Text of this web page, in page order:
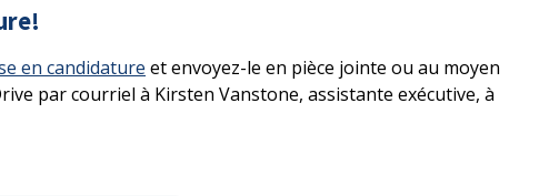
en candidature et envoyez-le en pièce jointe ou au moyen
par courriel à Kirsten Vanstone, assistante exécutive, à